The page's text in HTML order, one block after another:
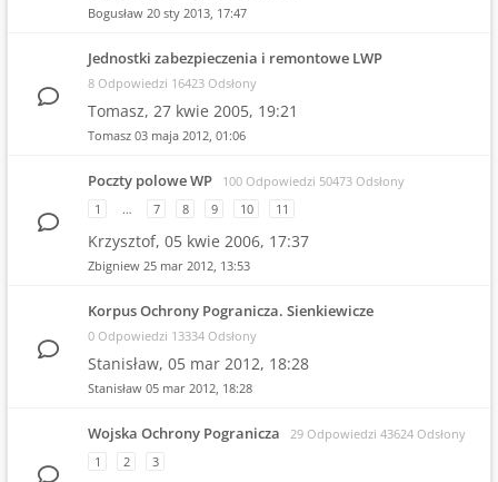
Bogusław 20 sty 2013, 17:47
Jednostki zabezpieczenia i remontowe LWP
8 Odpowiedzi 16423 Odsłony
Tomasz, 27 kwie 2005, 19:21
Tomasz 03 maja 2012, 01:06
Poczty polowe WP
100 Odpowiedzi 50473 Odsłony
1
… 7 8 9 10 11
Krzysztof, 05 kwie 2006, 17:37
Zbigniew 25 mar 2012, 13:53
Korpus Ochrony Pogranicza. Sienkiewicze
0 Odpowiedzi 13334 Odsłony
Stanisław, 05 mar 2012, 18:28
Stanisław 05 mar 2012, 18:28
Wojska Ochrony Pogranicza
29 Odpowiedzi 43624 Odsłony
1
2 3